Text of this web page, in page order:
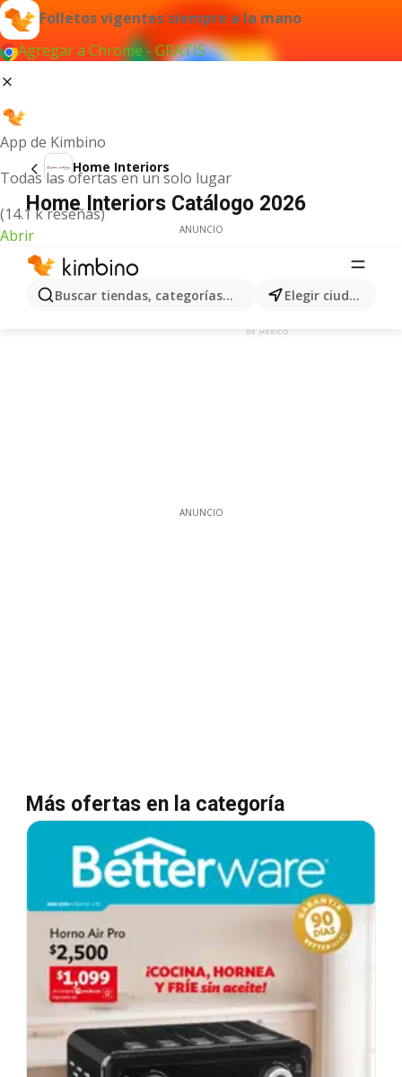
Folletos vigentes siempre a la mano
Agregar a Chrome - GRATIS
App de Kimbino
Todas las ofertas en un solo lugar
(14.1 k reseñas)
Abrir
Buscar tiendas, categorías, productos... Elegir ciudad
Home Interiors
Home Interiors Catálogo 2026
ANUNCIO
ANUNCIO
Más ofertas en la categoría